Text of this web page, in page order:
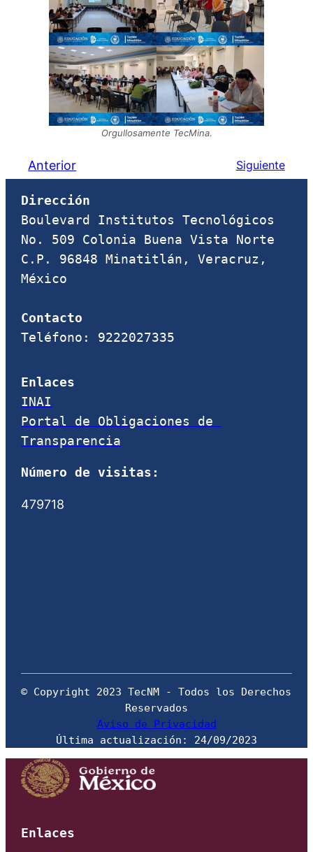
Orgullosamente TecMina.
Anterior Siguiente
Dirección
Boulevard Institutos Tecnológicos
No. 509 Colonia Buena Vista Norte
C.P. 96848 Minatitlán, Veracruz,
México
Contacto
Teléfono: 9222027335
Enlaces
INAI
Portal de Obligaciones de
Transparencia
Número de visitas:
479718
© Copyright 2023 TecNM - Todos los Derechos
Aviso de Privacidad
Última actualización: 24/09/2023
Enlaces